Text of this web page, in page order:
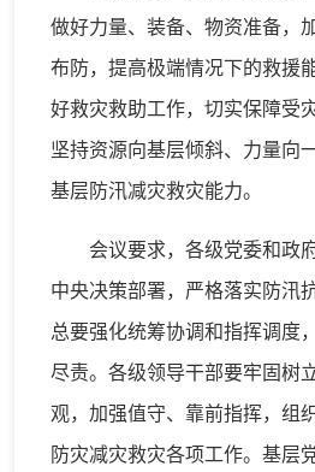
做好力量、装备、物资准备，
布防，提高极端情况下的救援
好救灾救助工作，切实保障受
坚持资源向基层倾斜、力量向
基层防汛减灾救灾能力。
会议要求，各级党委和政
中央决策部署，严格落实防汛
总要强化统筹协调和指挥调度
尽责。各级领导干部要牢固树
观，加强值守、靠前指挥，组
防灾减灾救灾各项工作。基层